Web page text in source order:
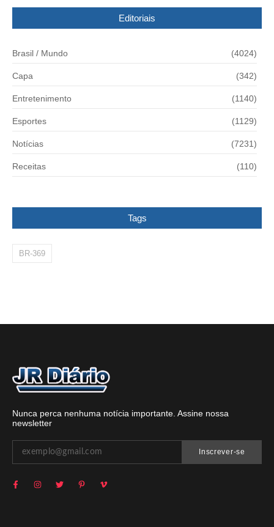
Editoriais
Brasil / Mundo (4024)
Capa (342)
Entretenimento (1140)
Esportes (1129)
Notícias (7231)
Receitas (110)
Tags
BR-369
Nunca perca nenhuma notícia importante. Assine nossa
newsletter
Inscrever-se